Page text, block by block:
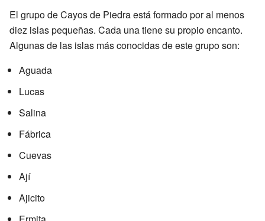
El grupo de Cayos de Piedra está formado por al menos
diez islas pequeñas. Cada una tiene su propio encanto.
Algunas de las islas más conocidas de este grupo son:
Aguada
Lucas
Salina
Fábrica
Cuevas
Ají
Ajicito